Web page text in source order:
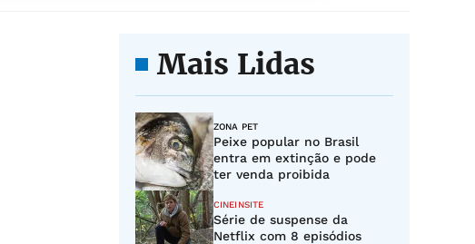
Mais Lidas
ZONA PET
Peixe popular no Brasil
entra em extinção e pode
ter venda proibida
CINEINSITE
Série de suspense da
Netflix com 8 episódios